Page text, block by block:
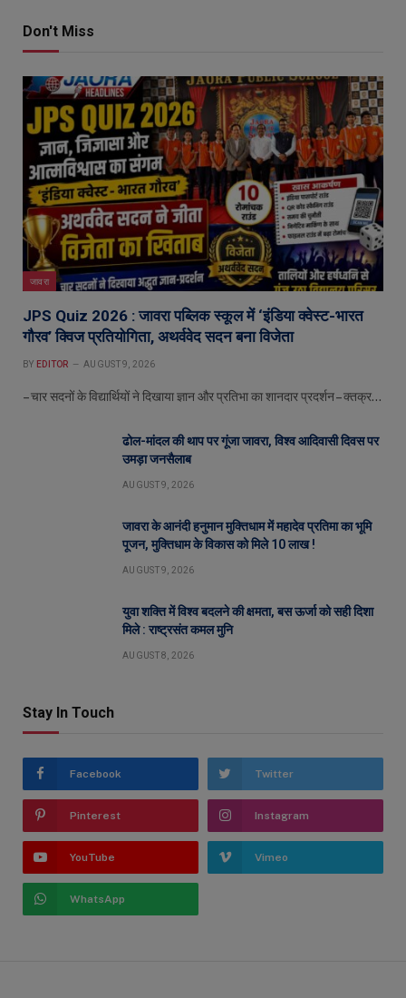
Don't Miss
जावरा
JPS Quiz 2026 : जावरा पब्लिक स्कूल में ‘इंडिया क्वेस्ट-भारत
गौरव’ क्विज प्रतियोगिता, अथर्ववेद सदन बना विजेता
BY EDITOR AUGUST 9, 2026
– चार सदनों के विद्यार्थियों ने दिखाया ज्ञान और प्रतिभा का शानदार प्रदर्शन – क्तक्र…
ढोल-मांदल की थाप पर गूंजा जावरा, विश्व आदिवासी दिवस पर
उमड़ा जनसैलाब
AUGUST 9, 2026
जावरा के आनंदी हनुमान मुक्तिधाम में महादेव प्रतिमा का भूमि
पूजन, मुक्तिधाम के विकास को मिले 10 लाख !
AUGUST 9, 2026
युवा शक्ति में विश्व बदलने की क्षमता, बस ऊर्जा को सही दिशा
मिले : राष्ट्रसंत कमल मुनि
AUGUST 8, 2026
Stay In Touch
Facebook Twitter
Pinterest Instagram
YouTube Vimeo
WhatsApp